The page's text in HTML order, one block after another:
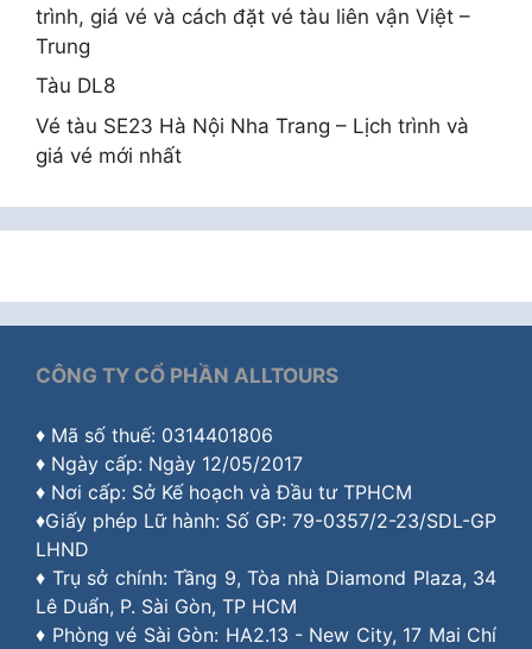
trình, giá vé và cách đặt vé tàu liên vận Việt –
Trung
Tàu DL8
Vé tàu SE23 Hà Nội Nha Trang – Lịch trình và
giá vé mới nhất
CÔNG TY CỔ PHẦN ALLTOURS
♦ Mã số thuế: 0314401806
♦ Ngày cấp: Ngày 12/05/2017
♦ Nơi cấp: Sở Kế hoạch và Đầu tư TPHCM
♦Giấy phép Lữ hành: Số GP: 79-0357/2-23/SDL-GP
LHND
♦ Trụ sở chính: Tầng 9, Tòa nhà Diamond Plaza, 34
Lê Duẩn, P. Sài Gòn, TP HCM
♦ Phòng vé Sài Gòn: HA2.13 - New City, 17 Mai Chí